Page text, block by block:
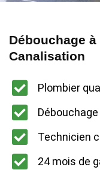
Débouchage à
Canalisation
Plombier
Technicien
24 mois de